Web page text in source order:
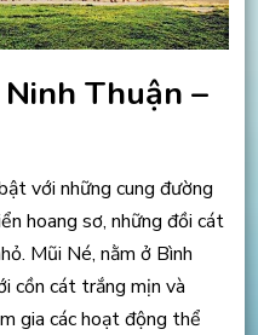
Thuận –
với những cung đường
hoang sơ, những đồi cát
Mũi Né, nằm ở Bình
cồn cát trắng mịn và
gia các hoạt động thể